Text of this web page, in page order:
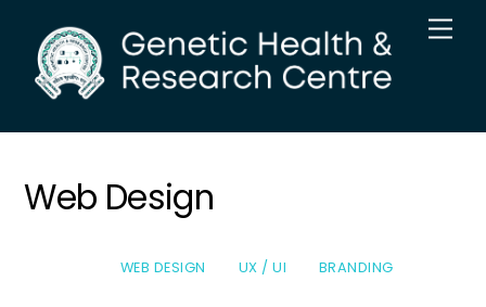
content
Web Design
WEB DESIGN UX / UI BRANDING